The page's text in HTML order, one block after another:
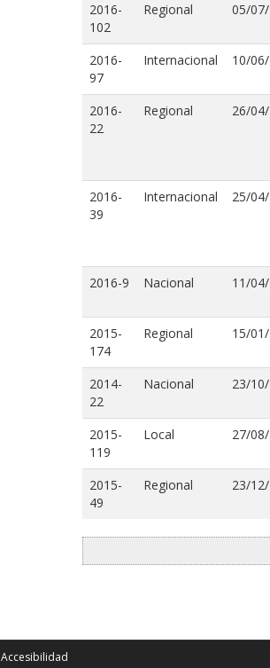
2016-
102
Regional 05/
2016-
97
Internacional 10/
2016-
22
Regional 26/
2016-
39
Internacional 25/
2016-9 Nacional 11/
2015-
174
Regional 15/
2014-
22
Nacional 23/
2015-
119
Local 27/
2015-
49
Regional 23/
Accesibilidad